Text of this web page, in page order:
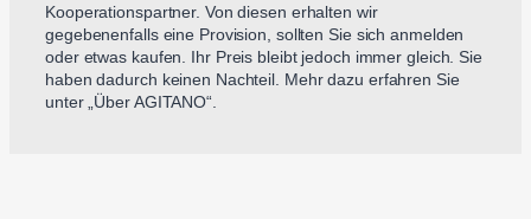
Kooperationspartner. Von diesen erhalten wir
gegebenenfalls eine Provision, sollten Sie sich anmelden
oder etwas kaufen. Ihr Preis bleibt jedoch immer gleich. Sie
haben dadurch keinen Nachteil. Mehr dazu erfahren Sie
unter „Über AGITANO“.